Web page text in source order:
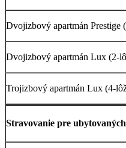
Dvojizbový apartmán Prestige
Dvojizbový apartmán Lux (2-
Trojizbový apartmán Lux (4-
Stravovanie pre